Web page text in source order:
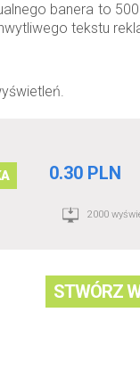
banera to
tekstu
0.30 PLN
2000
STWÓRZ